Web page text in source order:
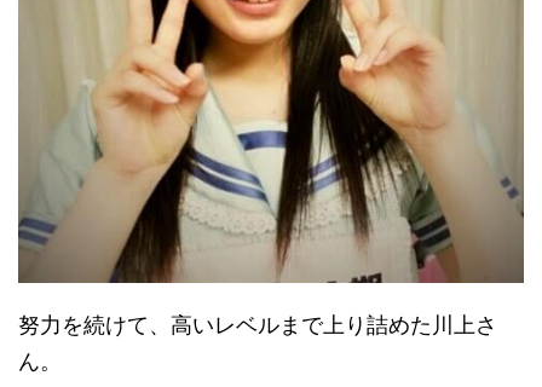
努力を続けて、高いレベルまで上り詰めた川上さ
ん。